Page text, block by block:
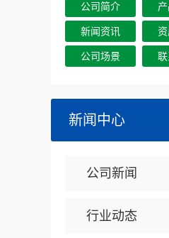
公司简介
新闻资讯
公司场景
新闻中心
公司新闻
行业动态